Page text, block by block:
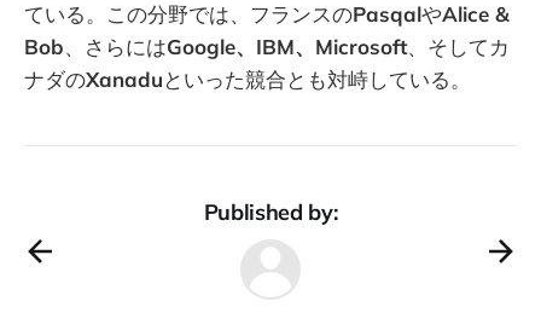
ている。この分野では、フランスのPasqalやAlice &
Bob、さらにはGoogle、IBM、Microsoft、そしてカ
ナダのXanaduといった競合とも対峙している。
Published by: